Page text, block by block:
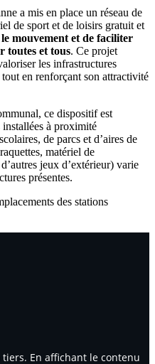
a mis en place un réseau de
de sport et de loisirs gratuit et
mouvement et de faciliter
toutes et tous. Ce projet
les infrastructures
en renforçant son attractivité
ce dispositif est
à proximité
de parcs et d’aires de
matériel de
jeux d’extérieur) varie
présentes.
des stations
En affichant le contenu